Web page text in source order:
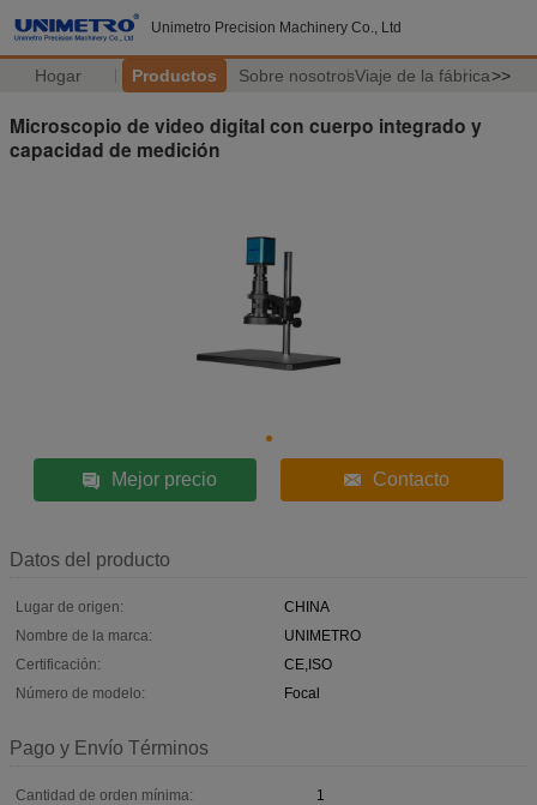
Unimetro Precision Machinery Co., Ltd
Hogar Productos Sobre nosotrosViaje de la fábrica>>
Microscopio de video digital con cuerpo integrado y
capacidad de medición
Mejor precio Contacto
Datos del producto
Lugar de origen:
CHINA
Nombre de la marca:
UNIMETRO
Certificación:
CE,ISO
Número de modelo:
Focal
Pago y Envío Términos
Cantidad de orden mínima:
1